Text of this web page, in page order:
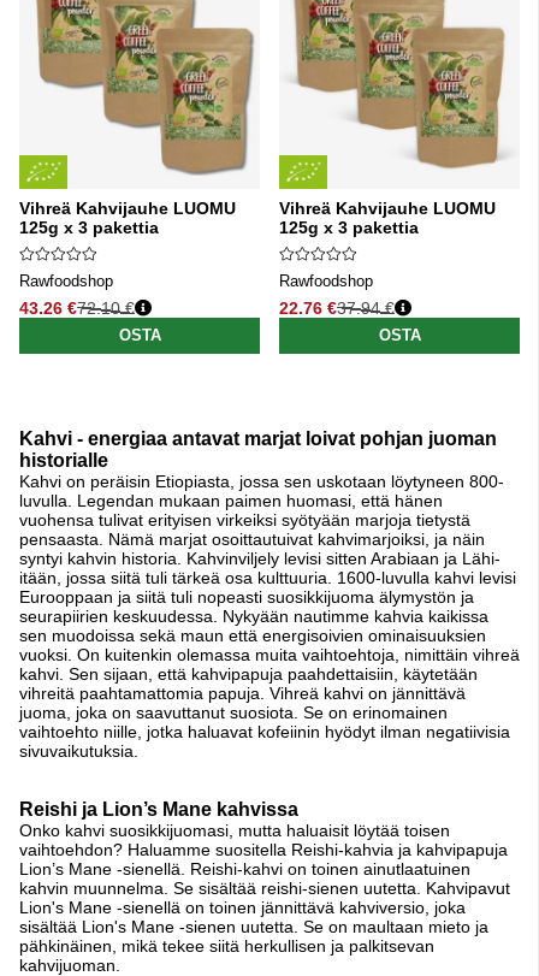
Vihreä Kahvijauhe LUOMU
125g x 3 pakettia
Rawfoodshop
43.26 €
Normaali hinta
72.10 €
OSTA
Vihreä Kahvijauhe LUOMU
125g x 3 pakettia
Rawfoodshop
22.76 €
Normaali hinta
37.94 €
OSTA
Kahvi - energiaa antavat marjat loivat pohjan juoman
historialle
Kahvi on peräisin Etiopiasta, jossa sen uskotaan löytyneen 800-
luvulla. Legendan mukaan paimen huomasi, että hänen
vuohensa tulivat erityisen virkeiksi syötyään marjoja tietystä
pensaasta. Nämä marjat osoittautuivat kahvimarjoiksi, ja näin
syntyi kahvin historia. Kahvinviljely levisi sitten Arabiaan ja Lähi-
itään, jossa siitä tuli tärkeä osa kulttuuria. 1600-luvulla kahvi levisi
Eurooppaan ja siitä tuli nopeasti suosikkijuoma älymystön ja
seurapiirien keskuudessa. Nykyään nautimme kahvia kaikissa
sen muodoissa sekä maun että energisoivien ominaisuuksien
vuoksi. On kuitenkin olemassa muita vaihtoehtoja, nimittäin vihreä
kahvi. Sen sijaan, että kahvipapuja paahdettaisiin, käytetään
vihreitä paahtamattomia papuja. Vihreä kahvi on jännittävä
juoma, joka on saavuttanut suosiota. Se on erinomainen
vaihtoehto niille, jotka haluavat kofeiinin hyödyt ilman negatiivisia
sivuvaikutuksia.
Reishi ja Lion’s Mane kahvissa
Onko kahvi suosikkijuomasi, mutta haluaisit löytää toisen
vaihtoehdon? Haluamme suositella Reishi-kahvia ja kahvipapuja
Lion’s Mane -sienellä. Reishi-kahvi on toinen ainutlaatuinen
kahvin muunnelma. Se sisältää reishi-sienen uutetta. Kahvipavut
Lion's Mane -sienellä on toinen jännittävä kahviversio, joka
sisältää Lion's Mane -sienen uutetta. Se on maultaan mieto ja
pähkinäinen, mikä tekee siitä herkullisen ja palkitsevan
kahvijuoman.